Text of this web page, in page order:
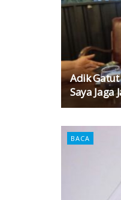
Adik
Saya Jaga
BACA